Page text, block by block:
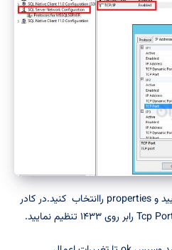
۵- بر روی Tcp/Ip راست کلیک نمایید و properties راانتخاب کنید.در کادر